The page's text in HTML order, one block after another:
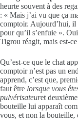
heurte souvent à des
: « Mais j’ai vu que ça
comptoir. Aujourd’hui, il
pour qu’il s’enfuie ».
Tigrou réagit, mais est-
Qu’est-ce que le chat
comptoir n’est pas un
apprend, c’est que,
faut être lorsque vous
pulvérisateuret
bouteille lui apparaît
vous, et non la bouteille,